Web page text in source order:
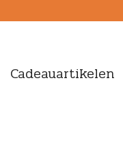
Cadeauartikelen